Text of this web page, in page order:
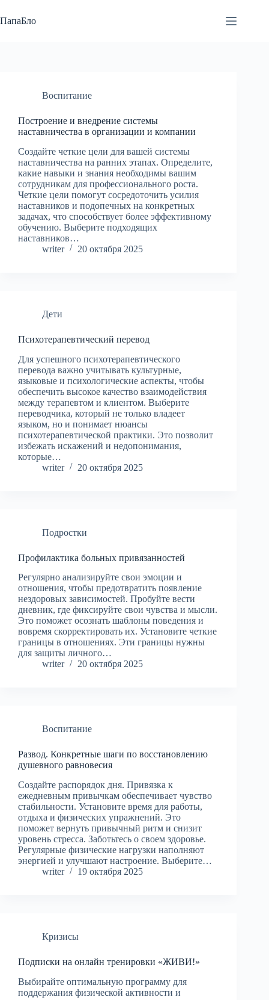
к
сути
ПапаБло
Воспитание
Построение и внедрение системы
наставничества в организации и компании
Создайте четкие цели для вашей системы
наставничества на ранних этапах. Определите,
какие навыки и знания необходимы вашим
сотрудникам для профессионального роста.
Четкие цели помогут сосредоточить усилия
наставников и подопечных на конкретных
задачах, что способствует более эффективному
обучению. Выберите подходящих
наставников…
writer
20 октября 2025
Дети
Психотерапевтический перевод
Для успешного психотерапевтического
перевода важно учитывать культурные,
языковые и психологические аспекты, чтобы
обеспечить высокое качество взаимодействия
между терапевтом и клиентом. Выберите
переводчика, который не только владеет
языком, но и понимает нюансы
психотерапевтической практики. Это позволит
избежать искажений и недопонимания,
которые…
writer
20 октября 2025
Подростки
Профилактика больных привязанностей
Регулярно анализируйте свои эмоции и
отношения, чтобы предотвратить появление
нездоровых зависимостей. Пробуйте вести
дневник, где фиксируйте свои чувства и мысли.
Это поможет осознать шаблоны поведения и
вовремя скорректировать их. Установите четкие
границы в отношениях. Эти границы нужны
для защиты личного…
writer
20 октября 2025
Воспитание
Развод. Конкретные шаги по восстановлению
душевного равновесия
Создайте распорядок дня. Привязка к
ежедневным привычкам обеспечивает чувство
стабильности. Установите время для работы,
отдыха и физических упражнений. Это
поможет вернуть привычный ритм и снизит
уровень стресса. Заботьтесь о своем здоровье.
Регулярные физические нагрузки наполняют
энергией и улучшают настроение. Выберите…
writer
19 октября 2025
Кризисы
Подписки на онлайн тренировки «ЖИВИ!»
Выбирайте оптимальную программу для
поддержания физической активности и